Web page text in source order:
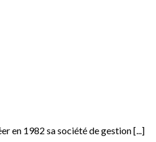
en 1982 sa société de gestion [...]